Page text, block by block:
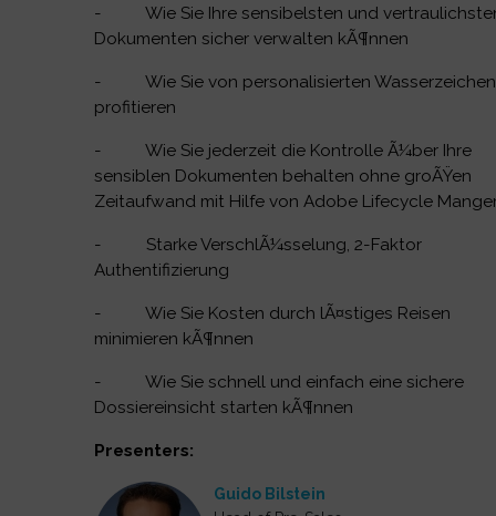
- Wie Sie Ihre sensibelsten und
Dokumenten sicher verwalten kÃ¶nnen
- Wie Sie von personalisierten Wasserzeichen
profitieren
- Wie Sie jederzeit die Kontrolle Ã¼ber Ihre
sensiblen Dokumenten behalten ohne groÃŸen
Zeitaufwand mit Hilfe von Adobe Lifecycle
- Starke VerschlÃ¼sselung, 2-Faktor
Authentifizierung
- Wie Sie Kosten durch lÃ¤stiges Reisen
minimieren kÃ¶nnen
- Wie Sie schnell und einfach eine sichere
Dossiereinsicht starten kÃ¶nnen
Presenters:
Guido Bilstein